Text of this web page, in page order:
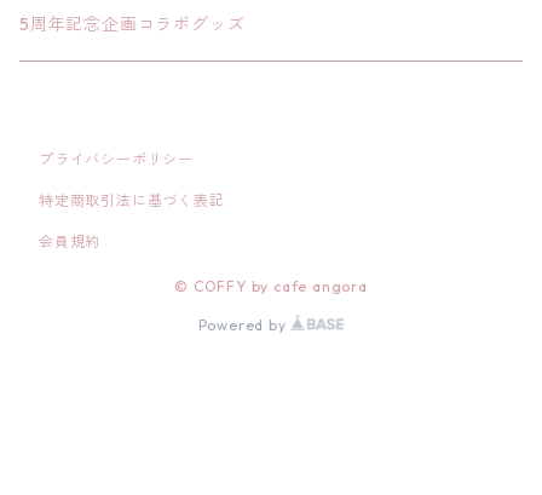
ボックス
bag
5周年記念企画コラボグッズ
プライバシーポリシー
特定商取引法に基づく表記
会員規約
© COFFY by cafe angora
Powered by